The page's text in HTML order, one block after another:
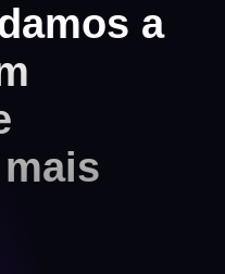
a